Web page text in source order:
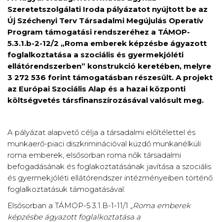
Szeretetszolgálati Iroda pályázatot nyújtott be az
Új Széchenyi Terv Társadalmi Megújulás Operatív
Program támogatási rendszeréhez a TÁMOP-
5.3.1.b-2-12/2 „Roma emberek képzésbe ágyazott
foglalkoztatása a szociális és gyermekjóléti
ellátórendszerben” konstrukció keretében, melyre
3 272 536 forint támogatásban részesült. A projekt
az Európai Szociális Alap és a hazai központi
költségvetés társfinanszírozásával valósult meg.
A pályázat alapvető célja a társadalmi előítélettel és
munkaerő-piaci diszkriminációval küzdő munkanélküli
roma emberek, elsősorban roma nők társadalmi
befogadásának és foglakoztatásának javítása a szociális
és gyermekjóléti ellátórendszer intézményeiben történő
foglalkoztatásuk támogatásával.
Elsősorban a TÁMOP-5.3.1.B-1-11/1 „Roma emberek
képzésbe ágyazott foglalkoztatása a